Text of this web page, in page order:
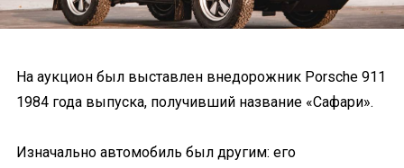
На аукцион был выставлен внедорожник Porsche 911
1984 года выпуска, получивший название «Сафари».
Изначально автомобиль был другим: его